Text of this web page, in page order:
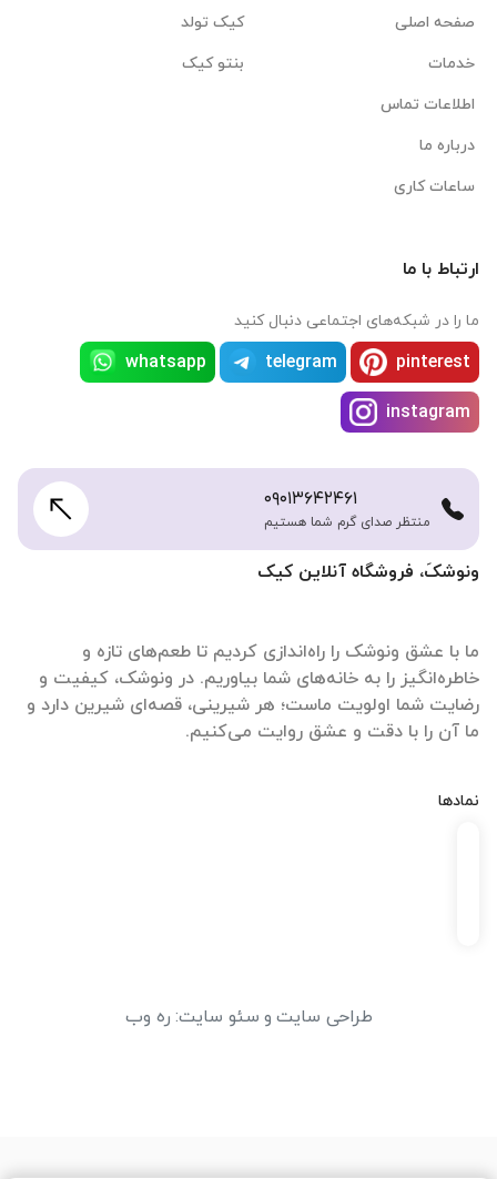
ونوشکَ، فروشگاه آنلاین کیک
ما با عشق ونوشک را راه‌اندازی کردیم تا طعم‌های تازه و
خاطره‌انگیز را به خانه‌های شما بیاوریم. در ونوشک، کیفیت و
رضایت شما اولویت ماست؛ هر شیرینی، قصه‌ای شیرین دارد و
ما آن را با دقت و عشق روایت می‌کنیم.
نمادها
صفحه اصلی
خدمات
اطلاعات تماس
درباره ما
ساعات کاری
کیک تولد
بنتو کیک
ارتباط با ما
ما را در شبکه‌های اجتماعی دنبال کنید
pinterest
telegram
whatsapp
instagram
۰۹۰۱۳۶۴۲۴۶۱
منتظر صدای گرم شما هستیم
طراحی سایت و سئو سایت: ره وب